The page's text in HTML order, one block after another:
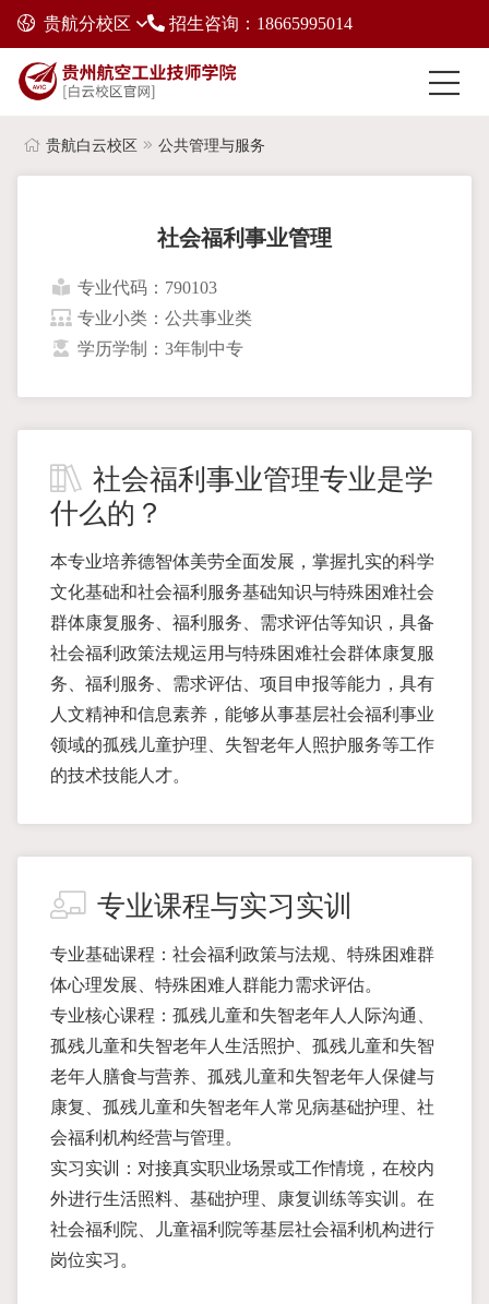
贵航分校区 招生咨询：18665995014
贵航白云校区 公共管理与服务
社会福利事业管理
专业代码：790103
专业小类：公共事业类
学历学制：3年制中专
社会福利事业管理专业是学
什么的？
本专业培养德智体美劳全面发展，掌握扎实的科学
文化基础和社会福利服务基础知识与特殊困难社会
群体康复服务、福利服务、需求评估等知识，具备
社会福利政策法规运用与特殊困难社会群体康复服
务、福利服务、需求评估、项目申报等能力，具有
人文精神和信息素养，能够从事基层社会福利事业
领域的孤残儿童护理、失智老年人照护服务等工作
的技术技能人才。
专业课程与实习实训
专业基础课程：社会福利政策与法规、特殊困难群
体心理发展、特殊困难人群能力需求评估。
专业核心课程：孤残儿童和失智老年人人际沟通、
孤残儿童和失智老年人生活照护、孤残儿童和失智
老年人膳食与营养、孤残儿童和失智老年人保健与
康复、孤残儿童和失智老年人常见病基础护理、社
会福利机构经营与管理。
实习实训：对接真实职业场景或工作情境，在校内
外进行生活照料、基础护理、康复训练等实训。在
社会福利院、儿童福利院等基层社会福利机构进行
岗位实习。